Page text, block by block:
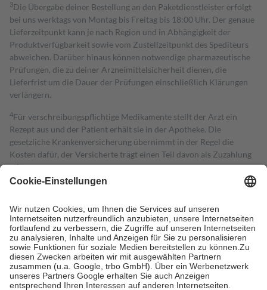
3Die Übergabe deiner Bestellung an den Paketdienstleister erfolgt
bei uns werktags von Montag bis Freitag bis 18:00 Uhr. Der genaue
Lieferzeitpunkt kann je nach Region und in Abhängigkeit der
Produktverfügbarkeit sowie vom Zustellzeitpunkt des Spediteurs
abweichen. Darüber hinaus können notwendige pharmazeutische
Prüfungen, die zu deiner Arzneimittelsicherheit dienen, die
Lieferfrist um die Dauer der Prüfungen einschließlich Klärungen
verlängern.
4Für verschreibungspflichtige Medikamente stellt der Arzt ein
Rezept aus und der Patient erhält sie in der Apotheke. Die
gesetzliche Krankenversicherung übernimmt in der Regel die
Kosten dafür, der Versicherte trägt einen Teil davon als Zuzahlung
mit.
Grundsätzlich leisten Mitglieder Zuzahlungen in Höhe von zehn
höchstens zehn Euro.
Es sind jedoch nie mehr als die tatsächlichen
Kosten der Leistung zu entrichten.
Diese Regeln gelten grundsätzlich auch für Online-Apotheken.
Bei Heilmitteln und häuslicher Krankenpflege beträgt die
Zuzahlung zehn Prozent der Kosten sowie zehn Euro je
Verordnung.
Um das Engagement der Versicherten für ihre eigene Gesundheit zu